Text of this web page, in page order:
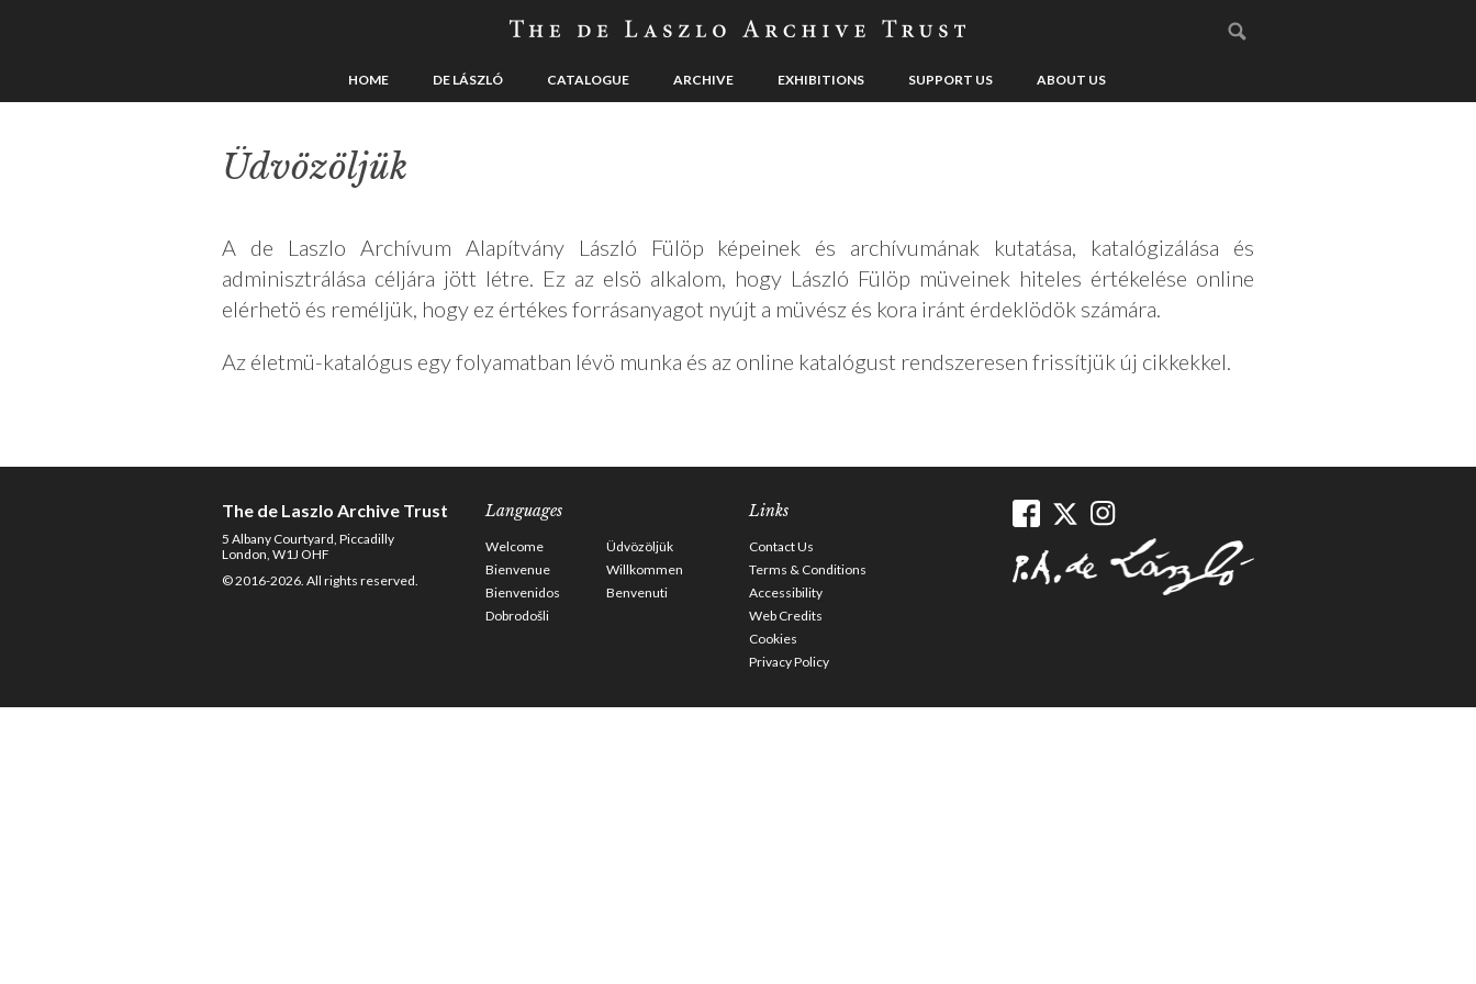
HOME DE LÁSZLÓ CATALOGUE ARCHIVE EXHIBITIONS SUPPORT US ABOUT US
Üdvözöljük
A de Laszlo Archívum Alapítvány László Fülöp képeinek és archívumának kutatása, katalógizálása és
adminisztrálása céljára jött létre. Ez az elsö alkalom, hogy László Fülöp müveinek hiteles értékelése online
elérhetö és reméljük, hogy ez értékes forrásanyagot nyújt a müvész és kora iránt érdeklödök számára.
Az életmü-katalógus egy folyamatban lévö munka és az online katalógust rendszeresen frissítjük új cikkekkel.
The de Laszlo Archive Trust
5 Albany Courtyard, Piccadilly
London, W1J OHF
© 2016-2026. All rights reserved.
Languages
Welcome
Üdvözöljük
Bienvenue
Willkommen
Bienvenidos
Benvenuti
Dobrodošli
Links
Contact Us
Terms & Conditions
Accessibility
Web Credits
Cookies
Privacy Policy